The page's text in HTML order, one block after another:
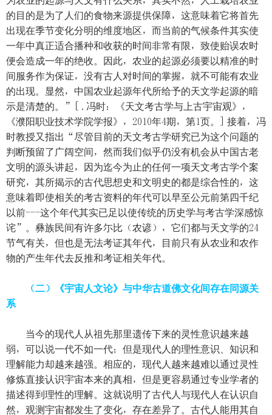
的目的是为了人们的食物来源提供保障，这意味着它将首先
出现在季节变化分明的维度地区，而当前的气候条件其实使
一年中真正适合播种和收获的时间非常有限，致使贻误农时
便会造成一年的绝收。因此，农业的起源必须要以精准的时
间服务作为保证，没有古人对时间的掌握，就不可能有农业
的出现。显然，中国农业起源年代所给予的天文学起源的暗
示是清楚的。”[ .冯时：《天文考古学与上古宇宙观》，
《濮阳职业技术学院学报》，2010年4期，第1页。] 接着，冯
时教授又指出“尽管目前的天文考古学研究已为这个问题的
判断预留了广阔空间，然而我们似乎仍没有机会从中国古老
文明的源头讲起，因为迄今为止的任何一项天文考古学个案
研究，其所揭示的古代思想史和文明史的都是综合性的，这
意味着即使相关的考古资料的年代可以早至公元前第四千纪
以前---这个年代其实已足以使传统的历史学与考古学深感惊
诧”。彝族民间有许多尓比（农谚），它们都与天文学的24
节气有关，但也是无法考证其年代，目前只有从农业和农作
物的产生年代去反推和考证相关年代。
（二）《宇宙人文论》与中华古道佛文化间存在同源关
系
当今的现代人从祖先那里遗传下来的灵性意识越来越
弱，可以说一代不如一代；但是现代人的理性意识、知识和
理解能力却越来越强。相应的，现代人越来越难以通过灵性
修炼直接认识宇宙本来的真相，但是更容易通过专业学者的
描述得到理性的理解。这就说明了古代人与现代人在认识自
然，观测宇宙都发生了变化，存在差异了。古代人能用其自